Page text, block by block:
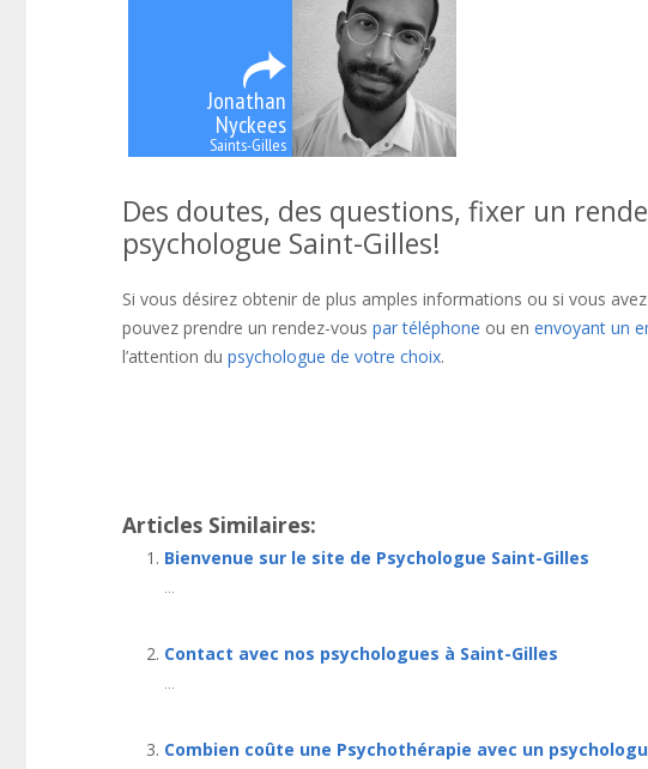
Jonathan
Nyckees
Saints-Gilles
Des doutes, des questions, fixer un
psychologue Saint-Gilles!
Si vous désirez obtenir de plus amples informations ou si vous
pouvez prendre un rendez-vous par téléphone ou en envoyant un
l’attention du psychologue de votre choix.
Articles Similaires:
Bienvenue sur le site de Psychologue Saint-Gilles
...
Contact avec nos psychologues à Saint-Gilles
...
Combien coûte une Psychothérapie avec un